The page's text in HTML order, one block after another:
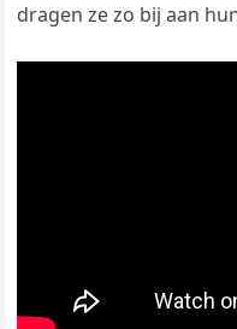
dragen ze zo bij aan